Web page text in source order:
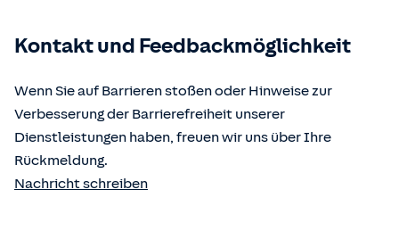
Kontakt und Feedbackmöglichkeit
Wenn Sie auf Barrieren stoßen oder Hinweise zur
Verbesserung der Barrierefreiheit unserer
Dienstleistungen haben, freuen wir uns über Ihre
Rückmeldung.
Nachricht schreiben